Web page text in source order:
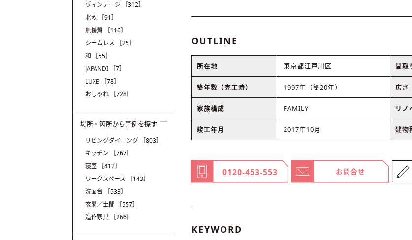
OUTLINE
所在地 東京都江戸川区 間取
築年数（完工時） 1997年（築20年） 広さ
家族構成 FAMILY リノ
竣工年月 2017年10月 建物
0120-453-553 お問合せ
KEYWORD
ヴィンテージ
［312］
北欧
［91］
無機質
［116］
シームレス
［25］
和
［55］
JAPANDI
［7］
LUXE
［78］
おしゃれ
［728］
場所・箇所から事例を探す
リビングダイニング
［803］
キッチン
［767］
寝室
［412］
ワークスペース
［143］
洗面台
［533］
玄関／土間
［557］
造作家具
［266］